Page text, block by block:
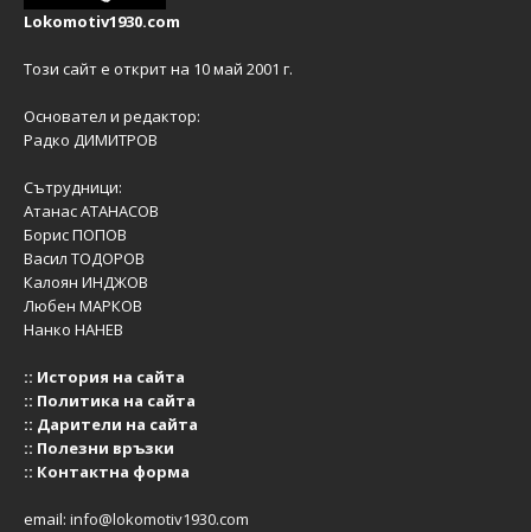
Lokomotiv1930.com
Този сайт е открит на 10 май 2001 г.
Основател и редактор:
Радко ДИМИТРОВ
Сътрудници:
Атанас АТАНАСОВ
Борис ПОПОВ
Васил ТОДОРОВ
Калоян ИНДЖОВ
Любен МАРКОВ
Нанко НАНЕВ
:: История на сайта
:: Политика на сайта
:: Дарители на сайта
:: Полезни връзки
:: Контактна форма
email: info@lokomotiv1930.com